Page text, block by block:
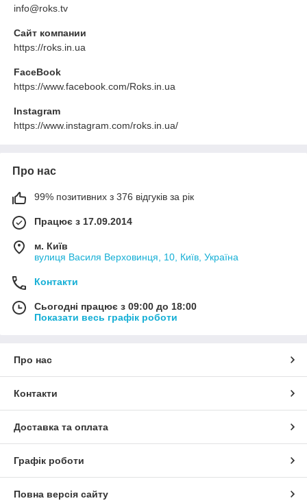
info@roks.tv
Сайт компании
https://roks.in.ua
FaceBook
https://www.facebook.com/Roks.in.ua
Instagram
https://www.instagram.com/roks.in.ua/
Про нас
99% позитивних з 376 відгуків за рік
Працює з 17.09.2014
м. Київ
вулиця Василя Верховинця, 10, Київ, Україна
Контакти
Сьогодні працює з 09:00 до 18:00
Показати весь графік роботи
Про нас
Контакти
Доставка та оплата
Графік роботи
Повна версія сайту